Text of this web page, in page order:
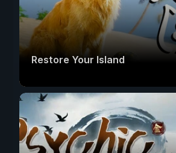
Restore Your Island